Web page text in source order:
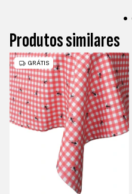
Produtos similares
GRÁTIS